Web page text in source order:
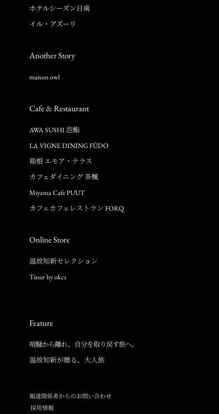
ホテルシーズン日南
イル・アズーリ
Another Story
maison owl
Cafe & Restaurant
AWA SUSHI 泡鮨
LA VIGNE DINING FÛDO
箱根 エモア・テラス
カフェダイニング 茶楓
Miyama Cafe PUUT
カフェカフェレストラン FORQ
Online Store
温故知新セレクション
Tisser by okcs
Feature
喧騒から離れ、自分を取り戻す旅へ。
温故知新が贈る、大人旅
報道関係者からのお問い合わせ
採用情報